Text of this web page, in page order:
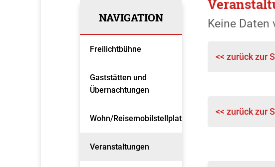
NAVIGATION
Freilichtbühne
Gaststätten und
Übernachtungen
Wohn/Reisemobilstellplatz
Veranstaltungen
Keine Daten
<< zurück zur
<< zurück zur